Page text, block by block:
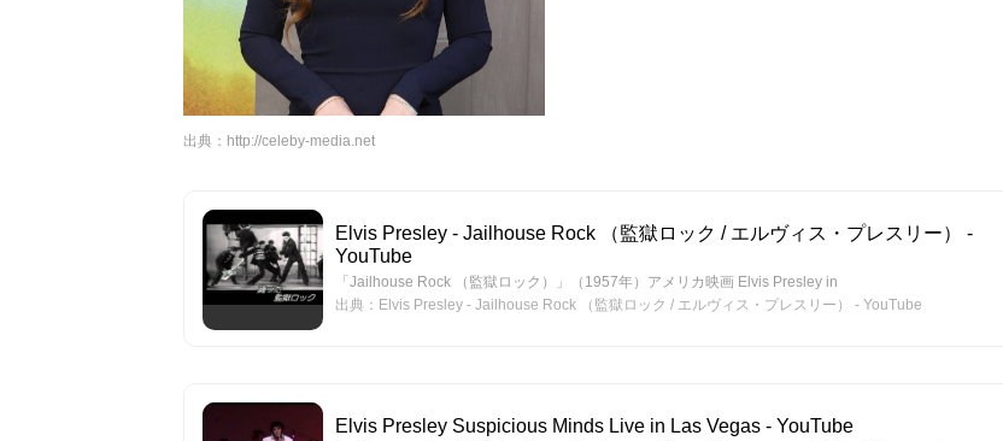
出典： http://celeby-media.net
Elvis Presley - Jailhouse Rock （監獄ロック / エルヴィス・プレスリー） -
YouTube
「Jailhouse Rock （監獄ロック）」（1957年）アメリカ映画 Elvis Presley in
出典：Elvis Presley - Jailhouse Rock （監獄ロック / エルヴィス・プレスリー） - YouTube
Elvis Presley Suspicious Minds Live in Las Vegas - YouTube